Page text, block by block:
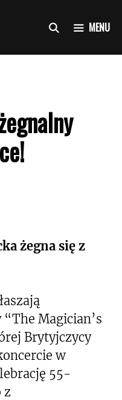
MENU
żegna się z
Magician’s
Brytyjczycy
w
55-
z